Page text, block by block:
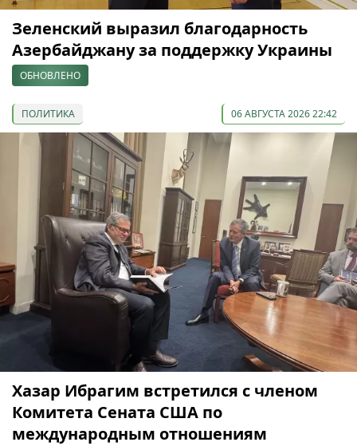
Зеленский выразил благодарность
Азербайджану за поддержку Украины
ОБНОВЛЕНО
ПОЛИТИКА 06 АВГУСТА 2026 22:42
Хазар Ибрагим встретился с членом
Комитета Сената США по
международным отношениям